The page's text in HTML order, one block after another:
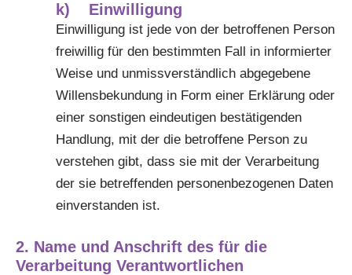
k) Einwilligung
Einwilligung ist jede von der betroffenen Person
freiwillig für den bestimmten Fall in informierter
Weise und unmissverständlich abgegebene
Willensbekundung in Form einer Erklärung oder
einer sonstigen eindeutigen bestätigenden
Handlung, mit der die betroffene Person zu
verstehen gibt, dass sie mit der Verarbeitung
der sie betreffenden personenbezogenen Daten
einverstanden ist.
2. Name und Anschrift des für die
Verarbeitung Verantwortlichen